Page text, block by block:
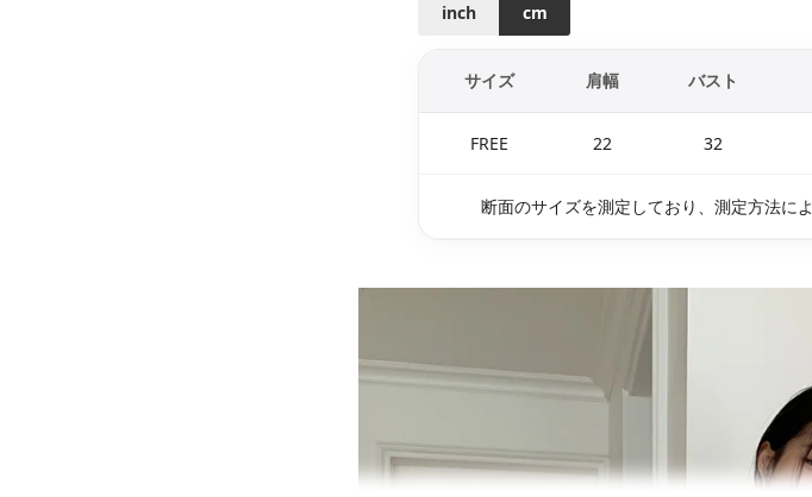
inch cm
サイズ 肩幅 バスト
FREE 22 32
断面のサイズを測定しており、測定方法に